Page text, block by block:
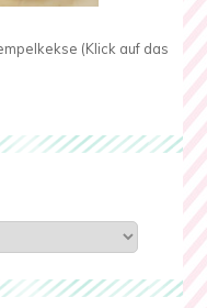
(Klick auf das